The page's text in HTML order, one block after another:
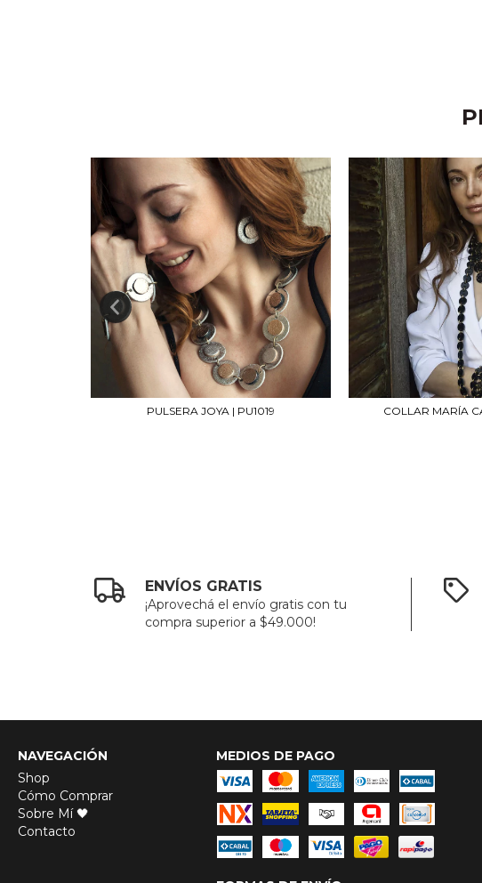
PULSERA JOYA | PU1019 COLLAR MARÍA
ENVÍOS GRATIS
¡Aprovechá el envío gratis con tu
compra superior a $49.000!
NAVEGACIÓN
Shop
Cómo Comprar
Sobre Mí 🖤
Contacto
MEDIOS DE PAGO